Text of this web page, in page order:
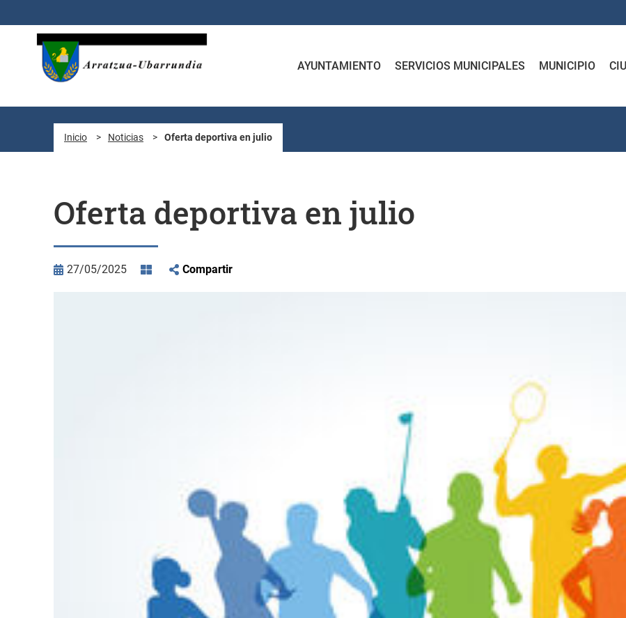
AYUNTAMIENTO SERVICIOS MUNICIPALES MUNICIPIO
Inicio > Noticias > Oferta deportiva en julio
Oferta deportiva en julio
27/05/2025 Compartir